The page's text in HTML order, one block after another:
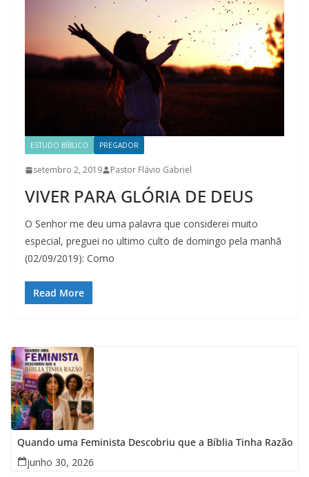
ESTUDO BÍBLICO PREGADOR
setembro 2, 2019 Pastor Flávio Gabriel
VIVER PARA GLÓRIA DE DEUS
O Senhor me deu uma palavra que considerei muito
especial, preguei no ultimo culto de domingo pela manhã
(02/09/2019): Como
Read More
Quando uma Feminista Descobriu que a Bíblia Tinha Razão
junho 30, 2026